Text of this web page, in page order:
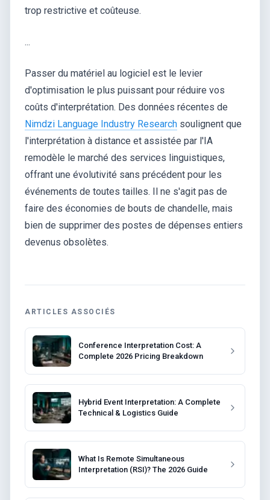
trop restrictive et coûteuse.
...
Passer du matériel au logiciel est le levier
d'optimisation le plus puissant pour réduire vos
coûts d'interprétation. Des données récentes de
Nimdzi Language Industry Research soulignent que
l'interprétation à distance et assistée par l'IA
remodèle le marché des services linguistiques,
offrant une évolutivité sans précédent pour les
événements de toutes tailles. Il ne s'agit pas de
faire des économies de bouts de chandelle, mais
bien de supprimer des postes de dépenses entiers
devenus obsolètes.
ARTICLES ASSOCIÉS
Conference Interpretation Cost: A
Complete 2026 Pricing Breakdown
Hybrid Event Interpretation: A Complete
Technical & Logistics Guide
What Is Remote Simultaneous
Interpretation (RSI)? The 2026 Guide